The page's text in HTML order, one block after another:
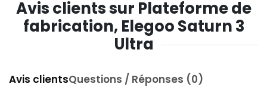
Avis clients sur Plateforme de
fabrication, Elegoo Saturn 3
Ultra
Avis clientsQuestions / Réponses (0)